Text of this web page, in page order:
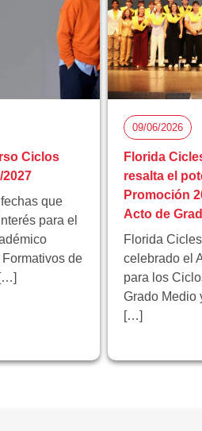
Ciclos
que
para el
de
09/06/2026
Florida
resalta el
Promoción
Acto de
Florida
celebrado el
para los
Grado Medio
[…]